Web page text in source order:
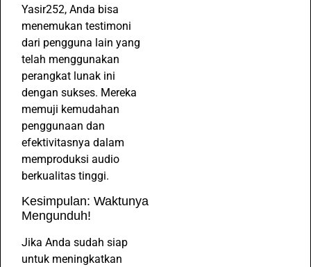
Yasir252, Anda bisa
menemukan testimoni
dari pengguna lain yang
telah menggunakan
perangkat lunak ini
dengan sukses. Mereka
memuji kemudahan
penggunaan dan
efektivitasnya dalam
memproduksi audio
berkualitas tinggi.
Kesimpulan: Waktunya
Mengunduh!
Jika Anda sudah siap
untuk meningkatkan